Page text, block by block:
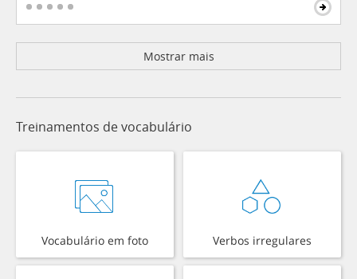
Mostrar mais
Treinamentos de vocabulário
Vocabulário em foto Verbos irregulares